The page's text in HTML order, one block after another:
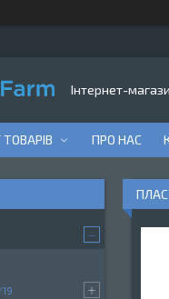
Інтернет-
ПРО НАС
19